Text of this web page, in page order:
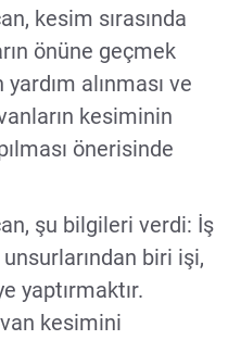
kesim sırasında
önüne geçmek
alınması ve
kesiminin
önerisinde
şu bilgileri verdi: İş
biri işi,
yaptırmaktır.
kesimini